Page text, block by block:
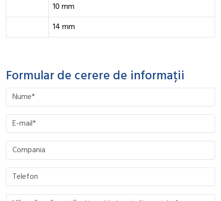
10 mm
14 mm
Formular de cerere de informații
Please leave this field empty.
Please leave this field empty.
Please leave this field empty.
Please leave this field empty.